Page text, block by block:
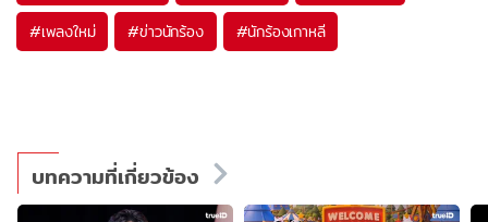
#เพลงใหม่ #ข่าวนักร้อง #นักร้องเกาหลี
บทความที่เกี่ยวข้อง